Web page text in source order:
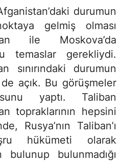
durumun
gelmiş olması
ile Moskova’da
temaslar gerekliydi.
sınırındaki durumun
açık. Bu görüşmeler
yaptı. Taliban
topraklarının hepsini
Rusya’nın Taliban’ı
hükümeti olarak
bulunup bulunmadığı